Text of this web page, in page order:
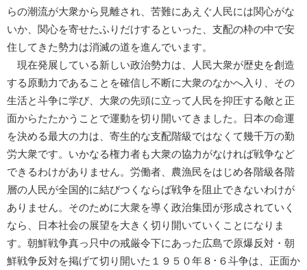
らの潮流が大衆から見離され、苦難にあえぐ人民には関心がな
いか、関心を寄せたふりだけするといった、支配の枠の中で安
住してきた勢力は消滅の道を進んでいます。
現在発展している新しい政治勢力は、人民大衆が歴史を創造
する原動力であることを確信し不断に大衆のなかへ入り、その
生活と斗争に学び、大衆の先頭に立って人民を抑圧する敵と正
面からたたかうことで運動を切り開いてきました。日本の命運
を決める最大の力は、寄生的な支配階級ではなくて幾千万の勤
労大衆です。いかなる権力者も大衆の協力がなければ戦争など
できるわけがありません。労働者、農漁民をはじめ各階級各階
層の人民が全国的に結びつくならば戦争を阻止できないわけが
ありません。そのために大衆を導く政治集団が形成されていく
なら、日本社会の展望を大きく切り開いていくことになりま
す。朝鮮戦争真っ只中の戒厳令下にあった広島で原爆反対・朝
鮮戦争反対を掲げて切り開いた１９５０年８･６斗争は、正面か